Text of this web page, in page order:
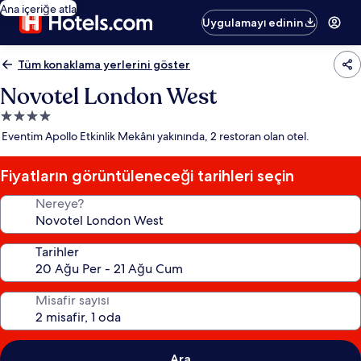
Ana içeriğe atla
Uygulamayı edinin
Tüm konaklama yerlerini göster
Novotel London West
4.0
yıldızlı
yeri
Eventim Apollo Etkinlik Mekânı yakınında, 2 restoran olan otel.
Fiyatların görüntüleneceği tarihleri seçin
Nereye?
Tarihler
Misafir sayısı